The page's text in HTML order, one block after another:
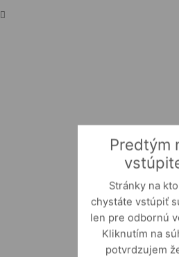
Predtým
Stránky na
chystáte vstúpiť
len pre odbornú
Kliknutím na
potvrdzujem